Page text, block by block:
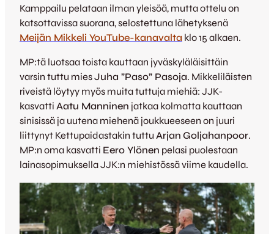
Kamppailu pelataan ilman yleisöä, mutta ottelu on
katsottavissa suorana, selostettuna lähetyksenä
Meijän Mikkeli YouTube-kanavalta klo 15 alkaen.
MP:tä luotsaa toista kauttaan jyväskyläläisittäin
varsin tuttu miesJuha ”Paso” Pasoja. Mikkeliläisten
riveistä löytyy myös muita tuttuja miehiä: JJK-
kasvatti Aatu Manninen jatkaa kolmatta kauttaan
sinisissä ja uutena miehenä joukkueeseen on juuri
liittynyt Kettupaidastakin tuttu Arjan Goljahanpoor.
MP:n oma kasvatti Eero Ylönen pelasi puolestaan
lainasopimuksella JJK:n miehistössä viime kaudella.